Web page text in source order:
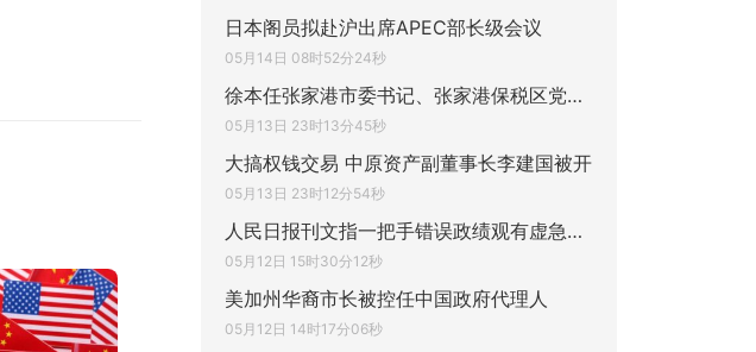
日本阁员拟赴沪出席APEC部长级会议
05月14日 08时52分24秒
徐本任张家港市委书记、张家港保税区党工委
05月13日 23时13分45秒
大搞权钱交易 中原资产副董事长李建国被开
05月13日 23时12分54秒
人民日报刊文指一把手错误政绩观有虚急蛮三
05月12日 15时30分12秒
美加州华裔市长被控任中国政府代理人
05月12日 14时17分06秒